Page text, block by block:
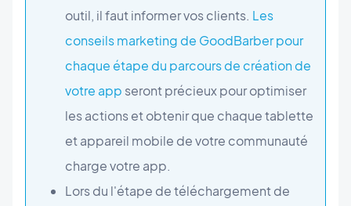
outil, il faut informer vos clients. Les
conseils marketing de GoodBarber pour
chaque étape du parcours de création de
votre app seront précieux pour optimiser
les actions et obtenir que chaque tablette
et appareil mobile de votre communauté
charge votre app.
Lors du l'étape de téléchargement de